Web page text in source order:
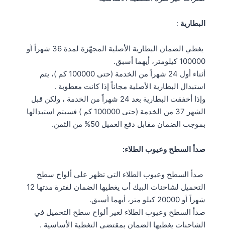
البطارية :
يغطي الضمان البطارية الأصلية المجهّزة لمدة 36 شهراً أو
100000 كيلومتر، أيهما أسبق.
أثناء أول 24 شهراً من الخدمة (حتى 100000 كم )، يتم
استبدال البطارية الأصلية مجاناً إذا كانت معطوبة .
وإذا أخفقت البطارية بعد 24 شهراً من الخدمة ، ولكن قبل
الشهر 37 من الخدمة (حتى 100000 كم ) فسيتم استبدالها
بموجب الضمان مقابل دفع العميل 50% من الثمن.
صدأ السطح وعيوب الطلاء:
صدأ السطح وعيوب الطلاء التي تظهر على ألواح سطح
التحميل لشاحنات البيك أب يغطيها الضمان لفترة مدتها 12
شهراً أو 20000 كيلو متر، أيهما أسبق.
صدأ السطح وعيوب الطلاء لغير ألواح سطح التحميل في
الشاحنات يغطيها الضمان بمقتضى التغطية الأساسية .